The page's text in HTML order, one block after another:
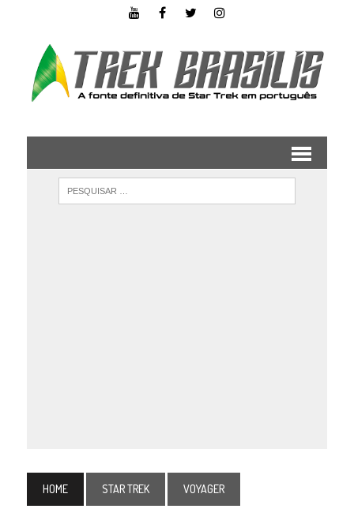
HOME STAR TREK VOYAGER